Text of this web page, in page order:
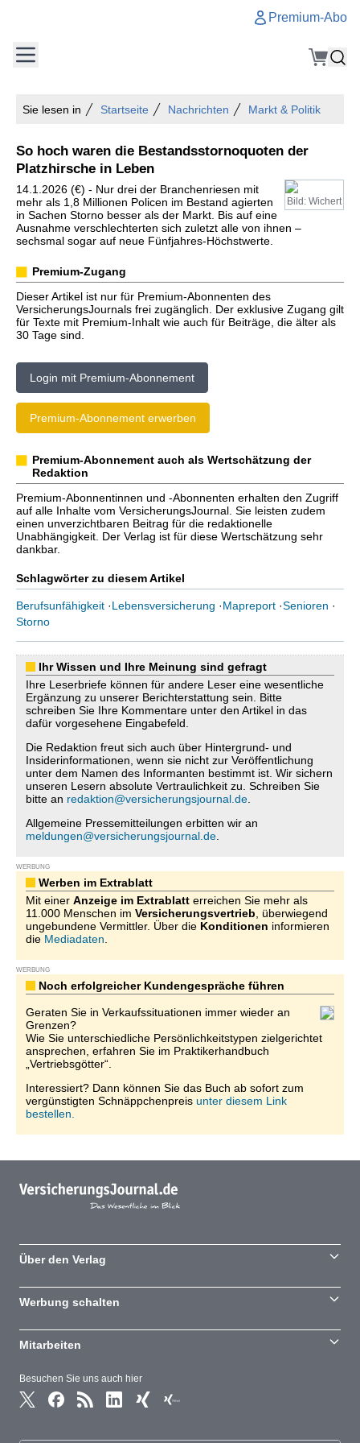
Premium-Abo
Sie lesen in Startseite Nachrichten Markt & Politik
So hoch waren die Bestandsstornoquoten der
Platzhirsche in Leben
Bild: Wichert
14.1.2026 (€) - Nur drei der Branchenriesen mit
mehr als 1,8 Millionen Policen im Bestand agierten
in Sachen Storno besser als der Markt. Bis auf eine
Ausnahme verschlechterten sich zuletzt alle von ihnen –
sechsmal sogar auf neue Fünfjahres-Höchstwerte.
Premium-Zugang
Dieser Artikel ist nur für Premium-Abonnenten des
VersicherungsJournals frei zugänglich. Der exklusive Zugang gilt
für Texte mit Premium-Inhalt wie auch für Beiträge, die älter als
30 Tage sind.
Login mit Premium-Abonnement
Premium-Abonnement erwerben
Premium-Abonnement auch als Wertschätzung der
Redaktion
Premium-Abonnentinnen und -Abonnenten erhalten den Zugriff
auf alle Inhalte vom VersicherungsJournal. Sie leisten zudem
einen unverzichtbaren Beitrag für die redaktionelle
Unabhängigkeit. Der Verlag ist für diese Wertschätzung sehr
dankbar.
Schlagwörter zu diesem Artikel
Berufsunfähigkeit ·Lebensversicherung ·Mapreport ·Senioren ·
Storno
Ihr Wissen und Ihre Meinung sind gefragt
Ihre Leserbriefe können für andere Leser eine wesentliche
Ergänzung zu unserer Berichterstattung sein. Bitte
schreiben Sie Ihre Kommentare unter den Artikel in das
dafür vorgesehene Eingabefeld.
Die Redaktion freut sich auch über Hintergrund- und
Insiderinformationen, wenn sie nicht zur Veröffentlichung
unter dem Namen des Informanten bestimmt ist. Wir sichern
unseren Lesern absolute Vertraulichkeit zu. Schreiben Sie
bitte an redaktion@versicherungsjournal.de
Allgemeine Pressemitteilungen erbitten wir an
meldungen@versicherungsjournal.de
WERBUNG
Werben im Extrablatt
Mit einer Anzeige im Extrablatt erreichen Sie mehr als
11.000 Menschen im Versicherungsvertrieb , überwiegend
ungebundene Vermittler. Über die Konditionen informieren
die Mediadaten
WERBUNG
Noch erfolgreicher Kundengespräche führen
Geraten Sie in Verkaufssituationen immer wieder an
Grenzen?
Wie Sie unterschiedliche Persönlichkeitstypen zielgerichtet
ansprechen, erfahren Sie im Praktikerhandbuch
„Vertriebsgötter“.
Interessiert? Dann können Sie das Buch ab sofort zum
vergünstigten Schnäppchenpreis unter diesem Link
bestellen.
Besuchen Sie uns auch hier
Über den Verlag
Werbung schalten
Mitarbeiten